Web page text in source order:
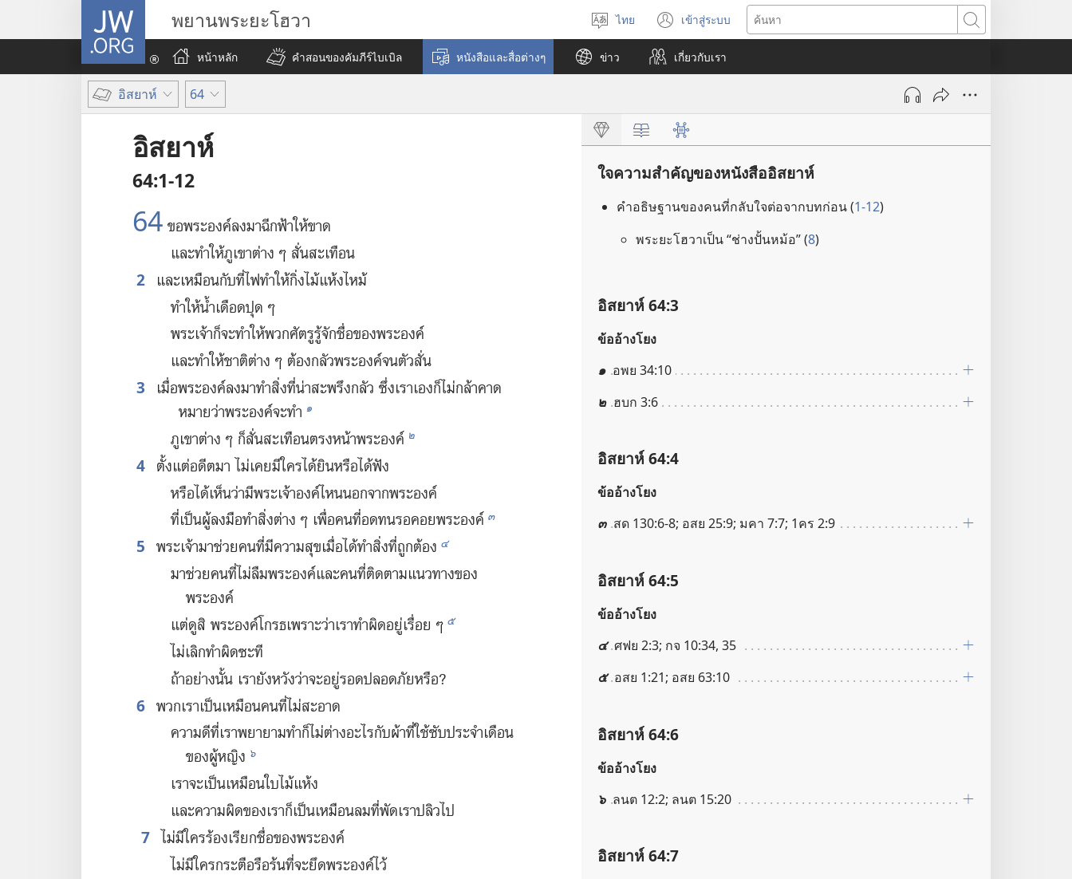
JW.ORG พยานพระยะโฮวา
เลือก
ภาษา
ไทย เข้าสู่ระบบ
(เปิด
หน้าต่าง
ใหม่)
ค้นหา
หน้าหลัก
คำสอนของคัมภีร์ไบเบิล หนังสือและสื่อต่างๆ ข่าว เกี่ยว​กับ​เรา
อิสยาห์ 64
อิสยาห์
64:1-12
64 ขอ​พระองค์​ลง​มา​ฉีก​ฟ้า​ให้​ขาด
และ​ทำ​ให้​ภูเขา​ต่าง ๆ สั่น​สะเทือน
2
และ​เหมือน​กับ​ที่​ไฟ​ทำ​ให้​กิ่ง​ไม้​แห้ง​ไหม้
ทำ​ให้​น้ำ​เดือด​ปุด ๆ
พระเจ้า​ก็​จะ​ทำ​ให้​พวก​ศัตรู​รู้​จัก​ชื่อ​ของ​พระองค์
และ​ทำ​ให้​ชาติ​ต่าง ๆ ต้อง​กลัว​พระองค์​จน​ตัว​สั่น
3
เมื่อ​พระองค์​ลง​มา​ทำ​สิ่ง​ที่​น่า​สะพรึงกลัว ซึ่ง​เรา​เอง​ก็​ไม่​กล้า​คาด​
หมาย​ว่า​พระองค์​จะ​ทำ ๑
ภูเขา​ต่าง ๆ ก็​สั่น​สะเทือน​ตรง​หน้า​พระองค์ ๒
4 ตั้ง​แต่​อดีต​มา ไม่​เคย​มี​ใคร​ได้​ยิน​หรือ​ได้​ฟัง
หรือ​ได้​เห็น​ว่า​มี​พระเจ้า​องค์​ไหน​นอก​จาก​พระองค์
ที่​เป็น​ผู้​ลง​มือ​ทำ​สิ่ง​ต่าง ๆ เพื่อ​คน​ที่​อด​ทน​รอ​คอย​พระองค์ ๓
5 พระเจ้า​มา​ช่วย​คน​ที่​มี​ความ​สุข​เมื่อ​ได้​ทำ​สิ่ง​ที่​ถูก​ต้อง ๔
มา​ช่วย​คน​ที่​ไม่​ลืม​พระองค์​และ​คน​ที่​ติด​ตาม​แนว​ทาง​ของ​
พระองค์
แต่​ดู​สิ พระองค์​โกรธ​เพราะ​ว่า​เรา​ทำ​ผิด​อยู่​เรื่อย ๆ ๕
ไม่​เลิก​ทำ​ผิด​ซะ​ที
ถ้า​อย่าง​นั้น เรา​ยัง​หวัง​ว่า​จะ​อยู่​รอด​ปลอด​ภัย​หรือ?
6 พวก​เรา​เป็น​เหมือน​คน​ที่​ไม่​สะอาด
ความ​ดี​ที่​เรา​พยายาม​ทำ​ก็​ไม่​ต่าง​อะไร​กับ​ผ้า​ที่​ใช้​ซับ​ประจำ​เดือน​
ของ​ผู้​หญิง ๖
เรา​จะ​เป็น​เหมือน​ใบ​ไม้​แห้ง
และ​ความ​ผิด​ของ​เรา​ก็​เป็น​เหมือน​ลม​ที่​พัด​เรา​ปลิว​ไป
7 ไม่​มี​ใคร​ร้อง​เรียก​ชื่อ​ของ​พระองค์
ไม่​มี​ใคร​กระตือรือร้น​ที่​จะ​ยึด​พระองค์​ไว้
ใจความสำคัญของหนังสืออิสยาห์
คำ​อธิษฐาน​ของ​คน​ที่​กลับ​ใจ​ต่อ​จาก​บท​ก่อน (1-12)
พระ​ยะโฮวา​เป็น “ช่าง​ปั้น​หม้อ” (8)
อิสยาห์ 64:3
ข้ออ้างโยง
๑ อพย 34:10
๒ ฮบก 3:6
อิสยาห์ 64:4
ข้ออ้างโยง
๓ สด 130:6-8; อสย 25:9; มคา 7:7; 1คร 2:9
อิสยาห์ 64:5
ข้ออ้างโยง
๔ ศฟย 2:3; กจ 10:34, 35
๕ อสย 1:21; อสย 63:10
อิสยาห์ 64:6
ข้ออ้างโยง
๖ ลนต 12:2; ลนต 15:20
อิสยาห์ 64:7